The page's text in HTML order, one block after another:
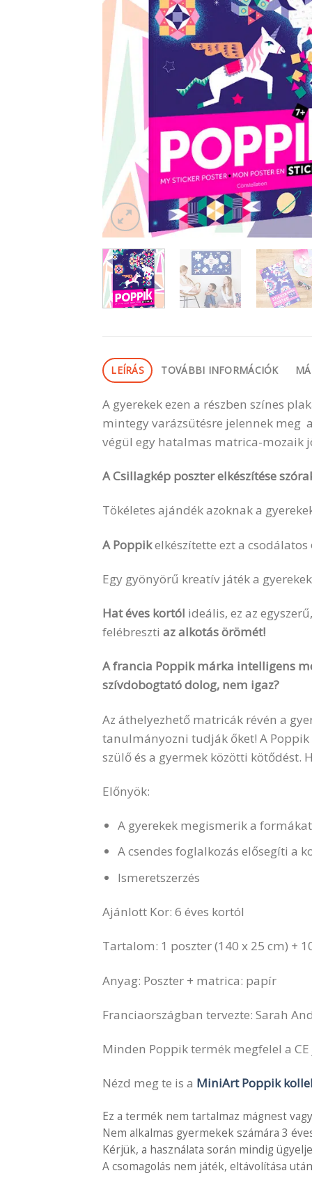
LEÍRÁS TOVÁBBI INFORMÁCIÓK
A gyerekek ezen a részben színes
mintegy varázsütésre jelennek meg
végül egy hatalmas matrica-mozaik
A Csillagkép poszter elkészítése
Tökéletes ajándék azoknak a
A Poppikelkészítette ezt a csodálatos
Egy gyönyörű kreatív játék a
Hat éves kortól ideális, ez az
felébreszti az alkotás örömét!
A francia Poppik márka intelligens
szívdobogtató dolog, nem igaz?
Az áthelyezhető matricák révén a
tanulmányozni tudják őket! A
szülő és a gyermek közötti kötődést.
Előnyök:
A gyerekek megismerik a
A csendes foglalkozás elősegíti a
Ismeretszerzés
Ajánlott Kor: 6 éves kortól
Tartalom: 1 poszter (140 x 25 cm) +
Anyag: Poszter + matrica: papír
Franciaországban tervezte: Sarah
Minden Poppik termék megfelel a
Nézd meg te is a MiniArt Poppik
Ez a termék nem tartalmaz mágnest
Nem alkalmas gyermekek számára 3
Kérjük, a használata során mindig
A csomagolás nem játék, eltávolítása